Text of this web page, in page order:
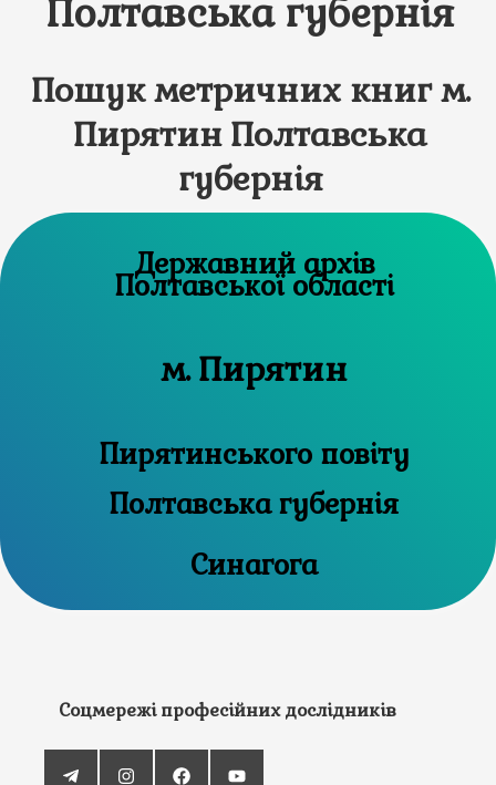
Полтавська губернія
Пошук метричних книг м.
Пирятин Полтавська
губернія
Державний архів
Полтавської області
м. Пирятин
Пирятинського повіту
Полтавська губернія
Синагога
Соцмережі професійних дослідників